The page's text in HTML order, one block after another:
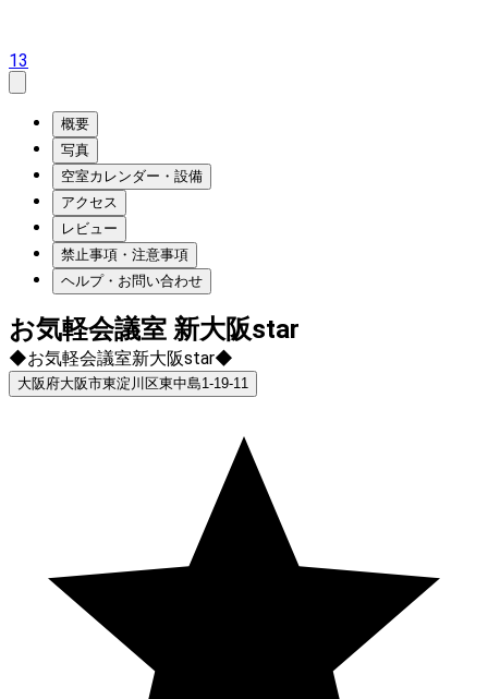
13
概要
写真
空室カレンダー・設備
アクセス
レビュー
禁止事項・注意事項
ヘルプ・お問い合わせ
お気軽会議室 新大阪star
◆お気軽会議室新大阪star◆
大阪府大阪市東淀川区東中島1-19-11